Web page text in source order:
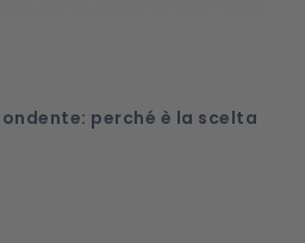
perché è la scelta